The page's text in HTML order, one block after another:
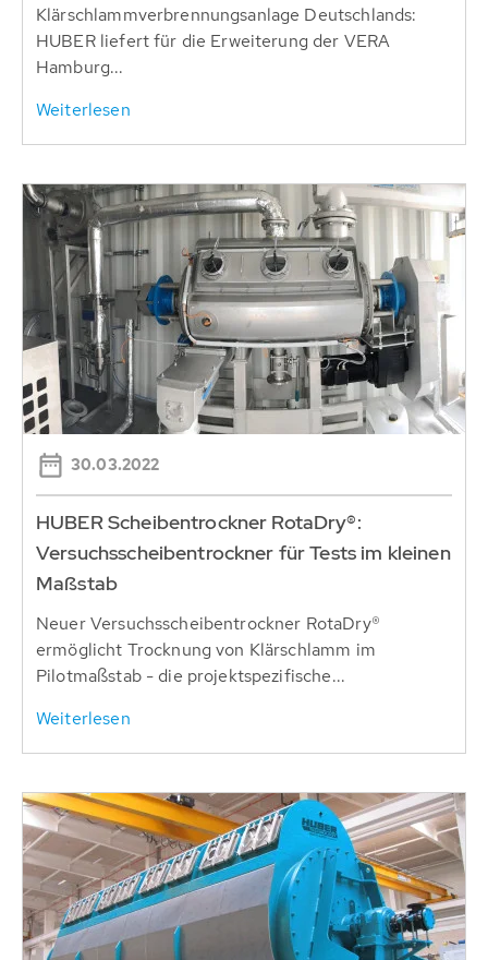
Klärschlammverbrennungsanlage Deutschlands:
HUBER liefert für die Erweiterung der VERA
Hamburg...
Weiterlesen
30.03.2022
HUBER Scheibentrockner RotaDry®:
Versuchsscheibentrockner für Tests im kleinen
Maßstab
Neuer Versuchsscheibentrockner RotaDry®
ermöglicht Trocknung von Klärschlamm im
Pilotmaßstab - die projektspezifische...
Weiterlesen